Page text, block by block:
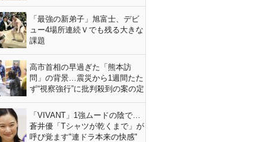
「最強の新弟子」旭富士、デビ
ュー4場所連続Ｖでも残る大きな
課題
高市首相の早過ぎた「熊本訪
問」の背景…震災から1週間たた
ず“視察強行”に批判殺到の案の定
「VIVANT」1強ムードの陰で…
蒼井優「Tシャツが乾くまで」が
呼び覚ます"連ドラ本来の快感"